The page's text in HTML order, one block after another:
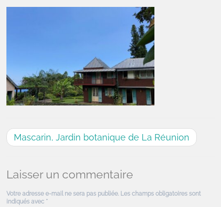
Mascarin, Jardin botanique de La Réunion
Laisser un commentaire
Votre adresse e-mail ne sera pas publiée. Les champs obligatoires sont
indiqués avec *